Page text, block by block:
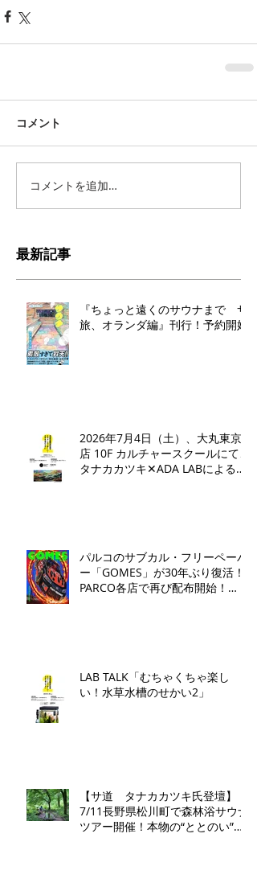
コメント
コメントを追加…
最新記事
『ちょっと遠くのサウナまで サ
旅、オランダ編』刊行！予約開始
2026年7月4日（土）、大丸東京
店 10F カルチャースクールにて、
タナカカツキ✕ADA LABによるト
パルコのサブカル・フリーペーパ
ー「GOMES」が30年ぶり復活！
PARCO各店で再び配布開始！​
LAB TALK「むちゃくちゃ楽し
い！水草水槽のせかい2」
【サ道 タナカカツキ氏登壇】
7/11長野県松川町で森林浴サウナ
ツアー開催！本物の“ととのい”を